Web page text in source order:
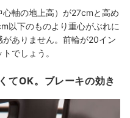
軸の地上高）が27cmと高め
以下のものより重心がぶれに
ありません。 前輪が20イン
でしょう。
てOK。ブレーキの効き